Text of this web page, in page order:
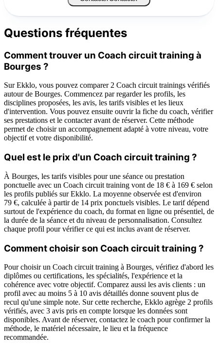
Questions fréquentes
Comment trouver un Coach circuit training à
Bourges ?
Sur Ekklo, vous pouvez comparer 2 Coach circuit trainings vérifiés
autour de Bourges. Commencez par regarder les profils, les
disciplines proposées, les avis, les tarifs visibles et les lieux
d'intervention. Vous pouvez ensuite ouvrir la fiche du coach, vérifier
ses prestations et le contacter avant de réserver. Cette méthode
permet de choisir un accompagnement adapté à votre niveau, votre
objectif et votre disponibilité.
Quel est le prix d'un Coach circuit training ?
À Bourges, les tarifs visibles pour une séance ou prestation
ponctuelle avec un Coach circuit training vont de 18 € à 169 € selon
les profils publiés sur Ekklo. La moyenne observée est d'environ
79 €, calculée à partir de 14 prix ponctuels visibles. Le tarif dépend
surtout de l'expérience du coach, du format en ligne ou présentiel, de
la durée de la séance et du niveau de personnalisation. Consultez
chaque profil pour vérifier ce qui est inclus avant de réserver.
Comment choisir son Coach circuit training ?
Pour choisir un Coach circuit training à Bourges, vérifiez d'abord les
diplômes ou certifications, les spécialités, l'expérience et la
cohérence avec votre objectif. Comparez aussi les avis clients : un
profil avec au moins 5 à 10 avis détaillés donne souvent plus de
recul qu'une simple note. Sur cette recherche, Ekklo agrège 2 profils
vérifiés, avec 3 avis pris en compte lorsque les données sont
disponibles. Avant de réserver, contactez le coach pour confirmer la
méthode, le matériel nécessaire, le lieu et la fréquence
recommandée.